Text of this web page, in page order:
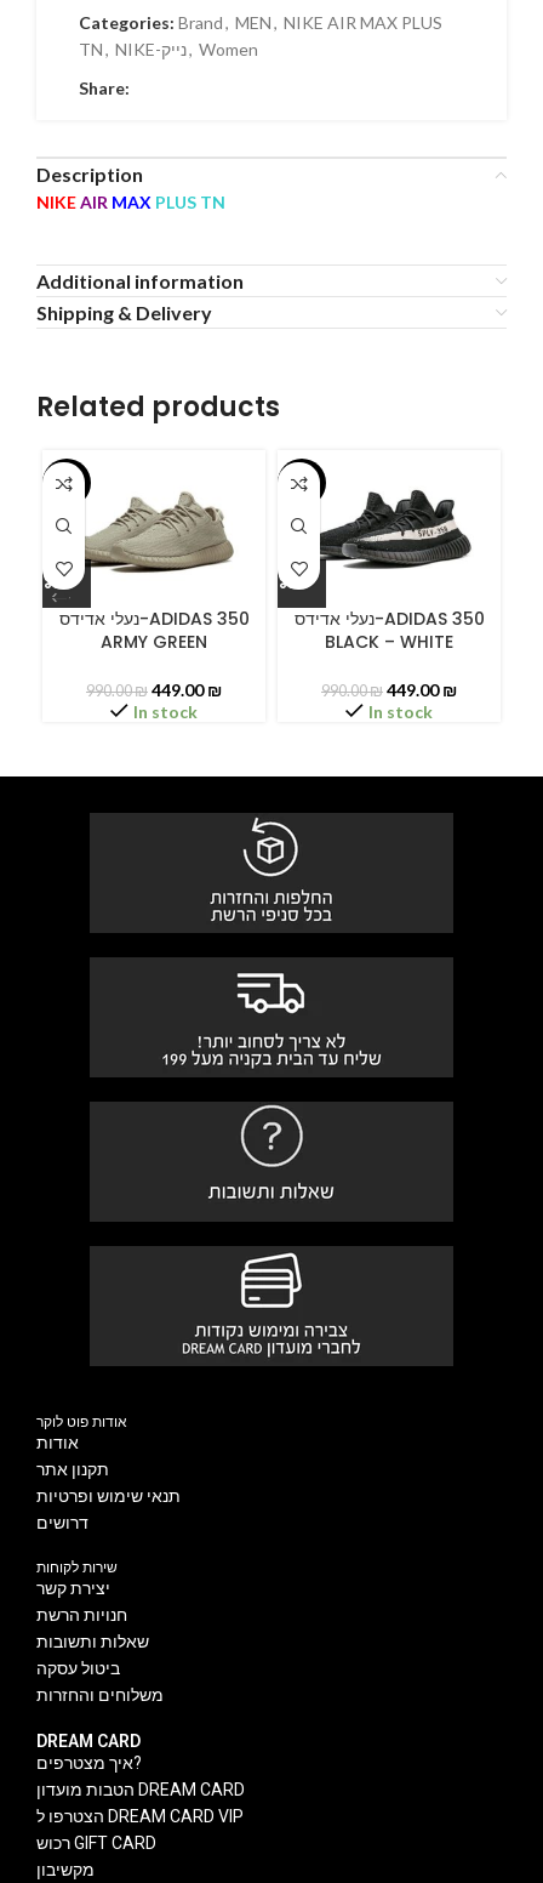
Categories: Brand, MEN, NIKE AIR MAX PLUS
TN, NIKE-נייק, Women
Share:
Description
NIKEAIR MAX PLUS TN
Additional information
Shipping & Delivery
Related products
-55%
נעלי אדידס-ADIDAS 350
ARMY GREEN
990.00₪ 449.00₪
In stock
-55%
נעלי אדידס-ADIDAS 350
BLACK – WHITE
990.00₪ 449.00₪
In stock
אודות פוט לוקר
אודות
תקנון אתר
תנאי שימוש ופרטיות
דרושים
שירות לקוחות
יצירת קשר
חנויות הרשת
שאלות ותשובות
ביטול עסקה
משלוחים והחזרות
DREAM CARD
איך מצטרפים?
הטבות מועדון DREAM CARD
הצטרפו ל DREAM CARD VIP
רכוש GIFT CARD
מקשיבון